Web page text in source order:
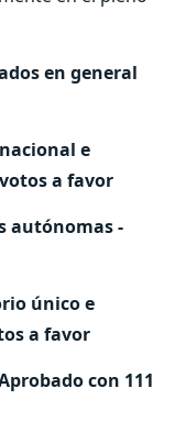
en general
e
a favor
autónomas -
único e
a favor
con 111